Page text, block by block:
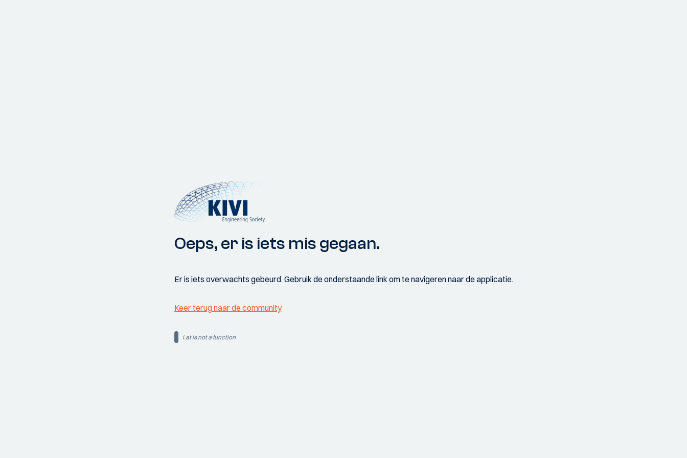
Oeps, er is iets mis gegaan.
Er is iets overwachts gebeurd. Gebruik de onderstaande link om te navigeren naar de applicatie.
Keer terug naar de community
i.at is not a function